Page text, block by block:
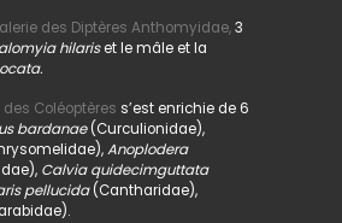
des Diptères Anthomyidae,3
hilariset le mâle et la
Coléoptères s’est enrichie de 6
bardanae(Curculionidae),
Anoplodera
Calvia quidecimguttata
pellucida(Cantharidae),